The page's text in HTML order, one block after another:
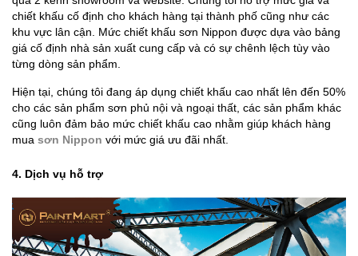
chiết khấu cố định cho khách hàng tại thành phố cũng như các
khu vực lân cận. Mức chiết khấu sơn Nippon được dựa vào bảng
giá cố định nhà sản xuất cung cấp và có sự chênh lệch tùy vào
từng dòng sản phẩm.
Hiện tại, chúng tôi đang áp dụng chiết khấu cao nhất lên đến 50%
cho các sản phẩm sơn phủ nội và ngoại thất, các sản phẩm khác
cũng luôn đảm bảo mức chiết khấu cao nhằm giúp khách hàng
mua sơn Nippon với mức giá ưu đãi nhất.
4. Dịch vụ hỗ trợ